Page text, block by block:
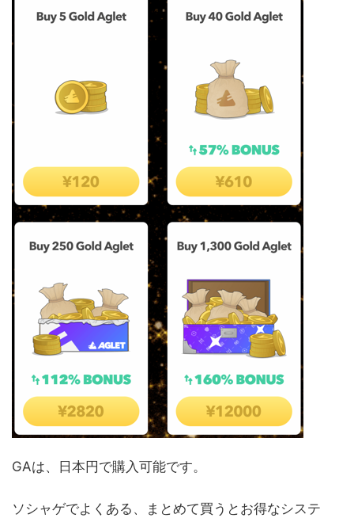
GAは、日本円で購入可能です。
ソシャゲでよくある、まとめて買うとお得なシステ